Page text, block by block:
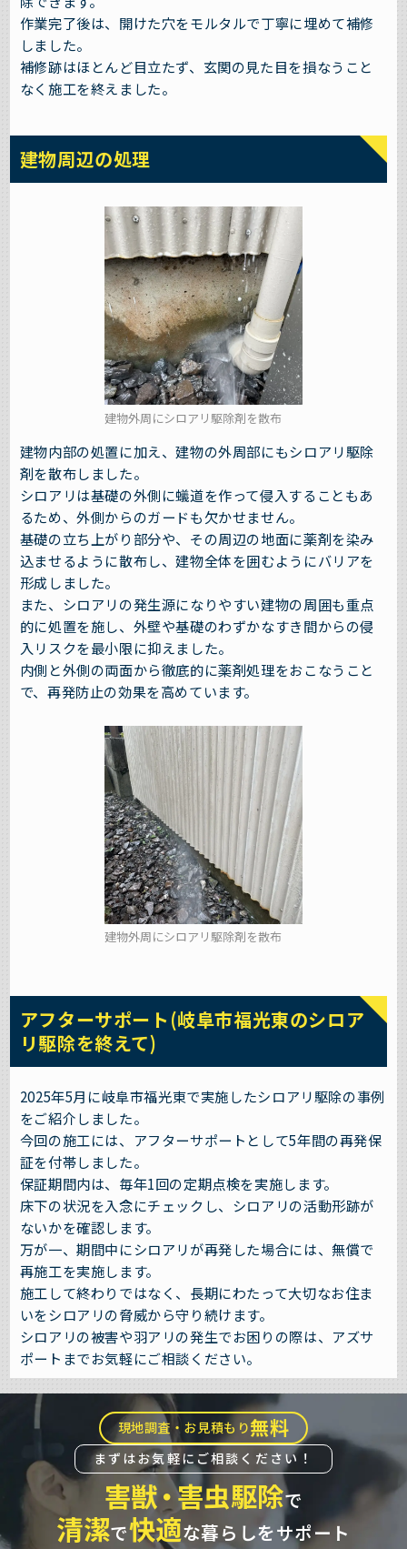
作業完了後は、開けた穴をモルタルで丁寧に埋めて補修
しました。
補修跡はほとんど目立たず、玄関の見た目を損なうこと
なく施工を終えました。
建物周辺の処理
建物外周にシロアリ駆除剤を散布
建物内部の処置に加え、建物の外周部にもシロアリ駆除
剤を散布しました。
シロアリは基礎の外側に蟻道を作って侵入することもあ
るため、外側からのガードも欠かせません。
基礎の立ち上がり部分や、その周辺の地面に薬剤を染み
込ませるように散布し、建物全体を囲むようにバリアを
形成しました。
また、シロアリの発生源になりやすい建物の周囲も重点
的に処置を施し、外壁や基礎のわずかなすき間からの侵
入リスクを最小限に抑えました。
内側と外側の両面から徹底的に薬剤処理をおこなうこと
で、再発防止の効果を高めています。
建物外周にシロアリ駆除剤を散布
アフターサポート(岐阜市福光東のシロア
リ駆除を終えて)
2025年5月に岐阜市福光東で実施したシロアリ駆除の事例
をご紹介しました。
今回の施工には、アフターサポートとして5年間の再発保
証を付帯しました。
保証期間内は、毎年1回の定期点検を実施します。
床下の状況を入念にチェックし、シロアリの活動形跡が
ないかを確認します。
万が一、期間中にシロアリが再発した場合には、無償で
再施工を実施します。
施工して終わりではなく、長期にわたって大切なお住ま
いをシロアリの脅威から守り続けます。
シロアリの被害や羽アリの発生でお困りの際は、アズサ
ポートまでお気軽にご相談ください。
現地調査・お見積もり無料
まずはお気軽にご相談ください！
害獣・害虫駆除で
清潔で快適な暮らしをサポート